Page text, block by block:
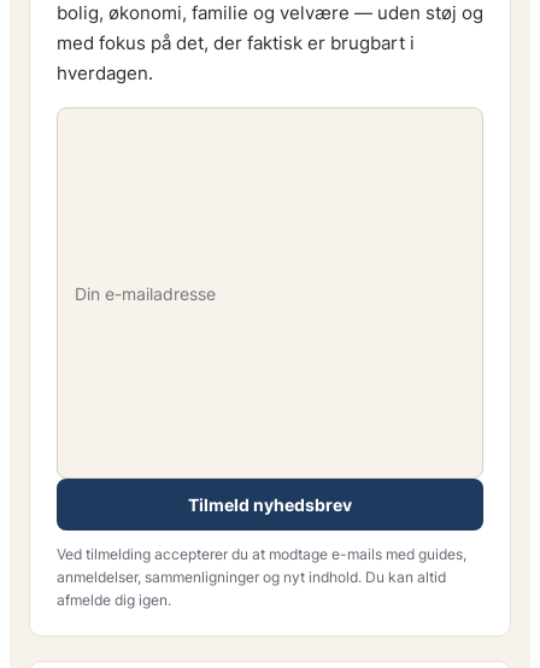
bolig, økonomi, familie og velvære — uden støj og
med fokus på det, der faktisk er brugbart i
hverdagen.
Tilmeld nyhedsbrev
Ved tilmelding accepterer du at modtage e-mails med guides,
anmeldelser, sammenligninger og nyt indhold. Du kan altid
afmelde dig igen.